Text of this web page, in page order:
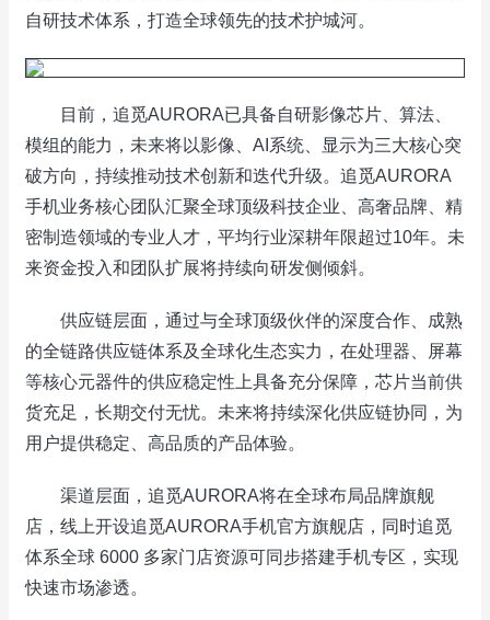
自研技术体系，打造全球领先的技术护城河。
目前，追觅AURORA已具备自研影像芯片、算法、
模组的能力，未来将以影像、AI系统、显示为三大核心突
破方向，持续推动技术创新和迭代升级。追觅AURORA
手机业务核心团队汇聚全球顶级科技企业、高奢品牌、精
密制造领域的专业人才，平均行业深耕年限超过10年。未
来资金投入和团队扩展将持续向研发侧倾斜。
供应链层面，通过与全球顶级伙伴的深度合作、成熟
的全链路供应链体系及全球化生态实力，在处理器、屏幕
等核心元器件的供应稳定性上具备充分保障，芯片当前供
货充足，长期交付无忧。未来将持续深化供应链协同，为
用户提供稳定、高品质的产品体验。
渠道层面，追觅AURORA将在全球布局品牌旗舰
店，线上开设追觅AURORA手机官方旗舰店，同时追觅
体系全球 6000 多家门店资源可同步搭建手机专区，实现
快速市场渗透。